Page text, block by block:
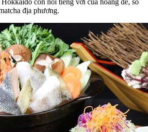
địa phương.